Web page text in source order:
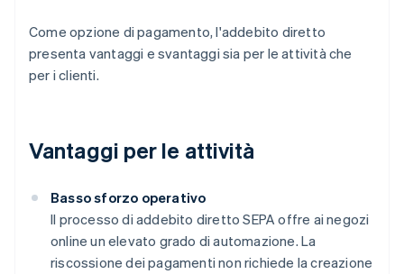
Come opzione di pagamento, l'addebito diretto
presenta vantaggi e svantaggi sia per le attività che
per i clienti.
Vantaggi per le attività
Basso sforzo operativo
Il processo di addebito diretto SEPA offre ai negozi
online un elevato grado di automazione. La
riscossione dei pagamenti non richiede la creazione